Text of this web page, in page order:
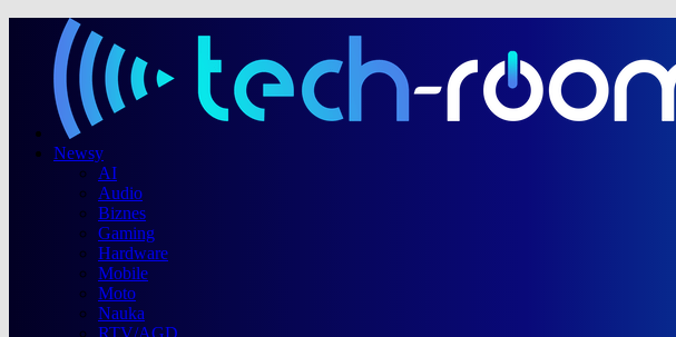
Newsy
AI
Audio
Biznes
Gaming
Hardware
Mobile
Moto
Nauka
RTV/AGD